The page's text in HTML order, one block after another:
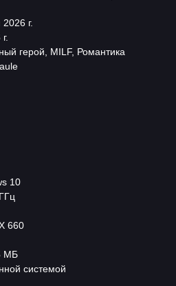
г.
герой, MILF, Романтика
10
660
МБ
системой